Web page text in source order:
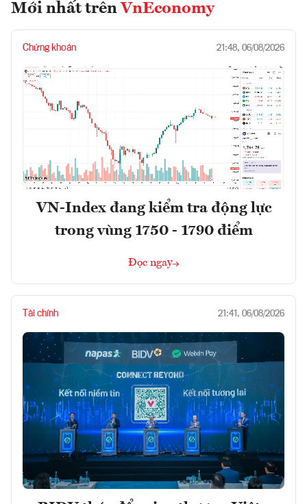
Mới nhất trên VnEconomy
Chứng khoán 21:48, 06/08/2026
VN-Index đang kiểm tra động lực
trong vùng 1750 - 1790 điểm
Đọc ngay
Tài chính 21:41, 06/08/2026